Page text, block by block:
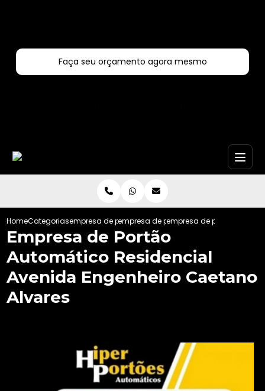
Faça seu orçamento agora mesmo
HomeCategoriasempresa de portoes automaticos
empresa de portao automatico
empresa de portao
Empresa de Portão
Automático Residencial
Avenida Engenheiro Caetano
Alvares